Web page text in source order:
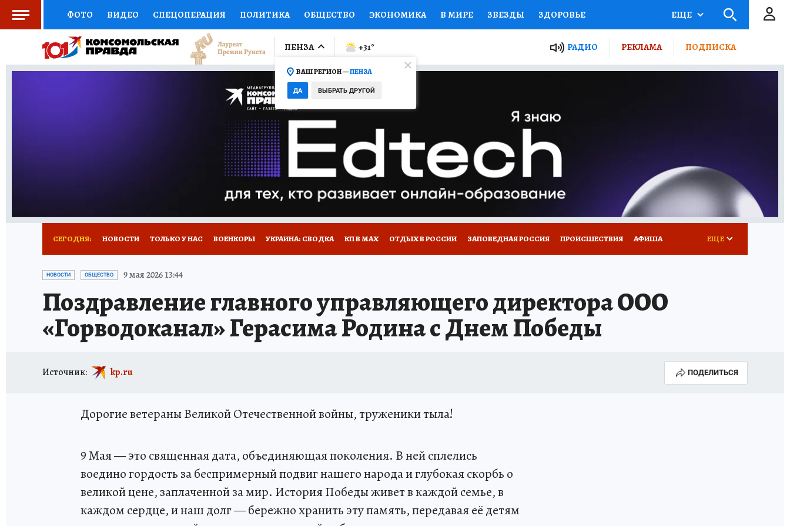
ФОТО ВИДЕО СПЕЦОПЕРАЦИЯ ПОЛИТИКА ОБЩЕСТВО ЭКОНОМИКА В МИРЕ ЗВЕЗДЫ ЗДОРОВЬЕ
СОЦПОДДЕРЖКА НАУКА СПОРТ КОЛУМНИСТЫ ПРОИСШЕСТВИЯ НАЦИОНАЛЬНЫЕ ПРОЕКТЫ РОССИИ
ВЫБОР ЭКСПЕРТОВ ДОКТОР ФИНАНСЫ ОТКРЫВАЕМ МИР Я ЗНАЮ СЕМЬЯ ЖЕНСКИЕ СЕКРЕТЫ ПУТЕВОДИТЕЛЬ
ПРОГНОЗЫ НА СПОРТ ПРОМОКОДЫ СЕРИАЛЫ
ТЕЛЕВИЗОР КОЛЛЕКЦИИ КОНКУРСЫ ГИД ПОТРЕБИТЕЛЯ
НОВОЕ НА САЙТЕ
ЕЩЕ
ПЕНЗА
ВАШ РЕГИОН —ПЕНЗА
ДА ВЫБРАТЬ ДРУГОЙ
+31° РАДИО РЕКЛАМА ПОДПИСКА
СЕГОДНЯ: НОВОСТИ ТОЛЬКО У НАС ВОЕНКОРЫ УКРАИНА: СВОДКА КП В МАХ ОТДЫХ В РОССИИ ЗАПОВЕДНАЯ РОССИЯ ПРОИСШЕСТВИЯ АФИША
ИСПЫТАНО НА СЕБЕ
ЕЩЕ
НОВОСТИ ОБЩЕСТВО 9 мая 2026 13:44
Поздравление главного управляющего директора ООО
«Горводоканал» Герасима Родина с Днем Победы
Источник: kp.ru ПОДЕЛИТЬСЯ
Дорогие ветераны Великой Отечественной войны, труженики тыла!
9 Мая — это священная дата, объединяющая поколения. В ней сплелись
воедино гордость за беспримерный подвиг нашего народа и глубокая скорбь о
великой цене, заплаченной за мир. История Победы живет в каждой семье, в
каждом сердце, и наш долг — бережно хранить эту память, передавая её детям